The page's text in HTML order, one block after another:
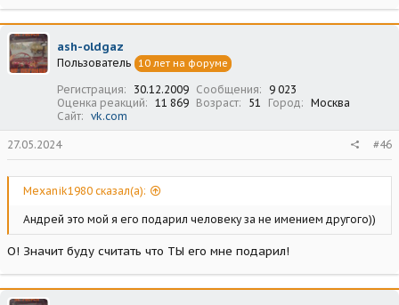
а
к
ц
и
и
ash-oldgaz
Пользователь 10 лет на форуме
Регистрация 30.12.2009 Сообщения
9 023
Оценка реакций
11 869 Возраст 51 Город
Москва
Сайт
vk.com
27.05.2024 #46
Mexanik1980 сказал(а):
Андрей это мой я его подарил человеку за не имением другого))
О! Значит буду считать что ТЫ его мне подарил!